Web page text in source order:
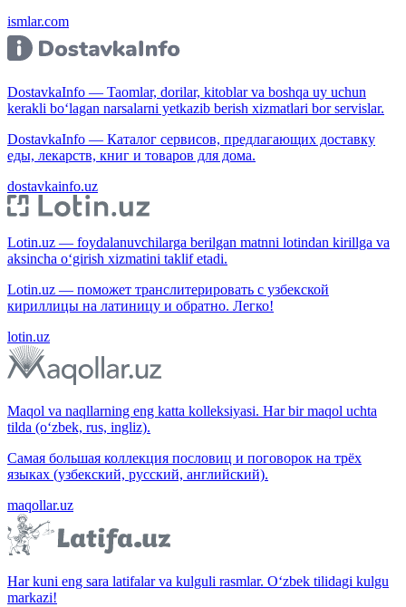
ismlar.com
DostavkaInfo — Taomlar, dorilar, kitoblar va boshqa uy uchun
kerakli bo‘lagan narsalarni yetkazib berish xizmatlari bor servislar.
DostavkaInfo — Каталог сервисов, предлагающих доставку
еды, лекарств, книг и товаров для дома.
dostavkainfo.uz
Lotin.uz — foydalanuvchilarga berilgan matnni lotindan kirillga va
aksincha o‘girish xizmatini taklif etadi.
Lotin.uz — поможет транслитерировать с узбекской
кириллицы на латиницу и обратно. Легко!
lotin.uz
Maqol va naqllarning eng katta kolleksiyasi. Har bir maqol uchta
tilda (o‘zbek, rus, ingliz).
Самая большая коллекция пословиц и поговорок на трёх
языках (узбекский, русский, английский).
maqollar.uz
Har kuni eng sara latifalar va kulguli rasmlar. O‘zbek tilidagi kulgu
markazi!